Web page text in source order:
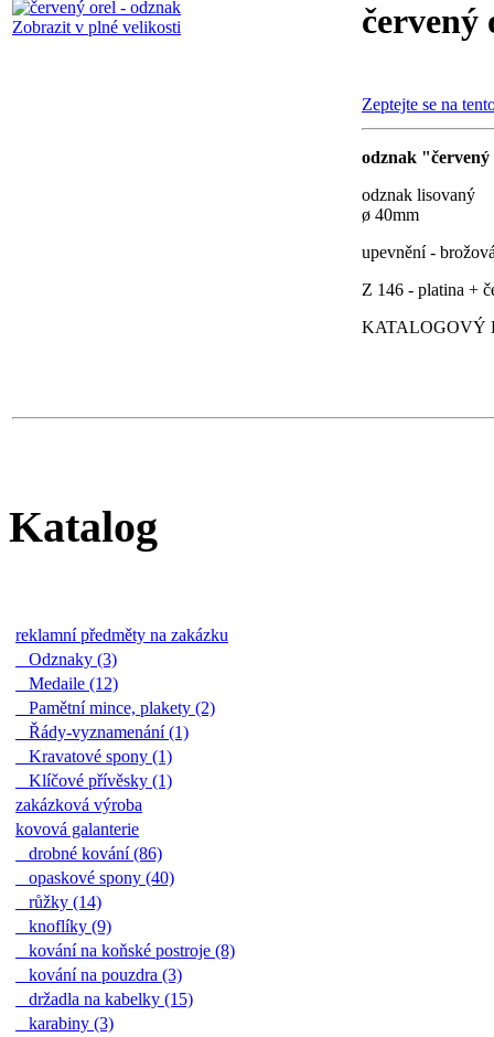
Zobrazit v plné velikosti červený
Zeptejte se na
odznak
odznak lisovaný
ø 40mm
upevnění -
Z 146 - platina +
KATALOGOVÝ
Katalog
reklamní předměty na zakázku
Odznaky (3)
Medaile (12)
Pamětní mince, plakety (2)
Řády-vyznamenání (1)
Kravatové spony (1)
Klíčové přívěsky (1)
zakázková výroba
kovová galanterie
drobné kování (86)
opaskové spony (40)
růžky (14)
knoflíky (9)
kování na koňské postroje (8)
kování na pouzdra (3)
držadla na kabelky (15)
karabiny (3)